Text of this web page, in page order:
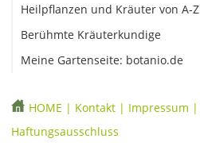
Heilpflanzen und Kräuter von A-Z
Berühmte Kräuterkundige
Meine Gartenseite: botanio.de
HOME | Kontakt | Impressum |
Haftungsausschluss